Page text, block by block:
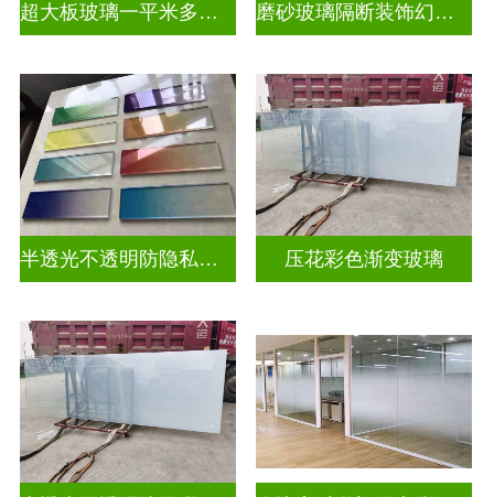
超大板玻璃一平米多少钱 磨砂玻璃隔断装饰幻彩炫彩渐变玻璃
半透光不透明防隐私彩色渐变玻璃 压花彩色渐变玻璃